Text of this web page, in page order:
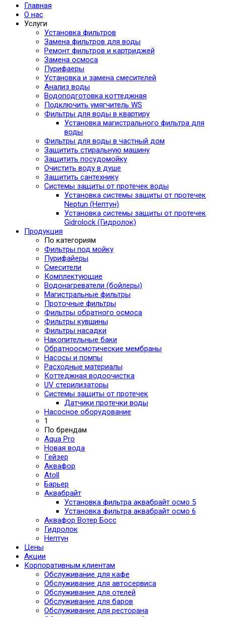
Главная
О нас
Услуги
Установка фильтров
Замена фильтров для воды
Ремонт фильтров и картриджей
Замена осмоса
Пурифаеры
Установка и замена смесителей
Анализ воды
Водоподготовка коттеджная
Подключить умягчитель WS
Фильтры для воды в квартиру
Установка магистрального фильтра для
воды
Фильтры для воды в частный дом
Защитить стиральную машину
Защитить посудомойку
Очистить воду в душе
Защитить сантехнику
Системы защиты от протечек воды
Установка системы защиты от протечек
Neptun (Нептун)
Установка системы защиты от протечек
Gidrolock (Гидролок)
Продукция
По категориям
Фильтры под мойку
Пурифайеры
Смесители
Комплектующие
Водонагреватели (бойлеры)
Магистральные фильтры
Проточные фильтры
Фильтры обратного осмоса
Фильтры кувшины
Фильтры насадки
Накопительные баки
Обратноосмотические мембраны
Насосы и помпы
Расходные материалы
Коттеджная водоочистка
UV стерилизаторы
Системы защиты от протечек
Датчики протечки воды
Насосное оборудование
1
По брендам
Aqua Pro
Новая вода
Гейзер
Аквафор
Atoll
Барьер
Аквабрайт
Установка фильтра аквабрайт осмо 5
Установка фильтра аквабрайт осмо 6
Аквафор Вотер Босс
Гидролок
Нептун
Цены
Акции
Корпоративным клиентам
Обслуживание для кафе
Обслуживание для автосервиса
Обслуживание для отелей
Обслуживание для баров
Обслуживание для ресторана